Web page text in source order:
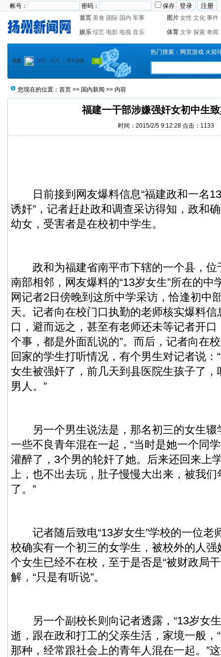
帐号： 密码：
保存
首页 美食 国际 国内 军事 图片 女性 文化 事件
娱乐 综艺 电影 电视 音乐 体育 文学 探索 奇闻
热门搜索： 网页游戏 火箭
您现在的位置： 首页 >> 国内新闻 >> 内容
福建一干部涉嫌强奸女初中生
时间：2015/2/5 9:12:28 点击： 1133
日前接到网友爆料信息“福建政和一名
诱奸”，记者赶赴政和调查采访得知，政和
幼女，受害者是在校初中学生。
政和为福建省南平市下辖的一个县，位
南部相邻，网友爆料的“13岁女生”所在的中
网记者2日傍晚到这所中学采访，恰逢初中
天。记者向在校门口执勤的老师核实爆料
口，避而远之，甚至有老师还未等记者开口
个事，都是外面乱说的”。而后，记者向在
回家的学生打听情况，有个男生对记者说：
女生被强奸了，前几天到县医院生孩子了
男人。”
另一个男生说法是，那名初三的女生辍
一些不良青年混在一起，“当时是她一个同
灌醉了，3个男的轮奸了她。后来还回来上
上，也不出去玩，肚子慢慢大出来，被我
了。”
记者随后致电“13岁女生”学校的一位老
校确实有一个初三的女学生，被校外的人
个女生已经不在校，至于是否是“被财政局
解，“只是有听说”。
另一个副校长则向记者透露，“13岁女生
逝，跟在政和打工的父亲生活，家境一般，
那种，经常跟社会上的青年人混在一起。”